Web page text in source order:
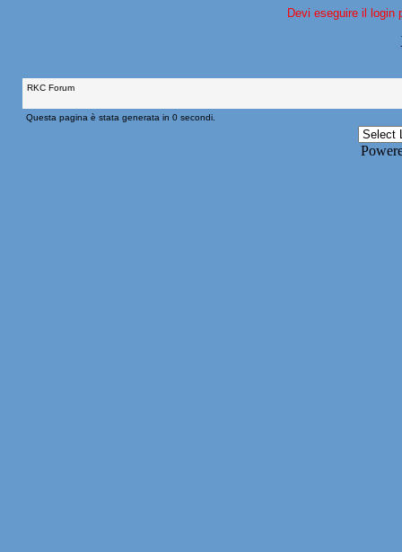
Devi eseguire il login
RKC Forum
Questa pagina è stata generata in 0 secondi.